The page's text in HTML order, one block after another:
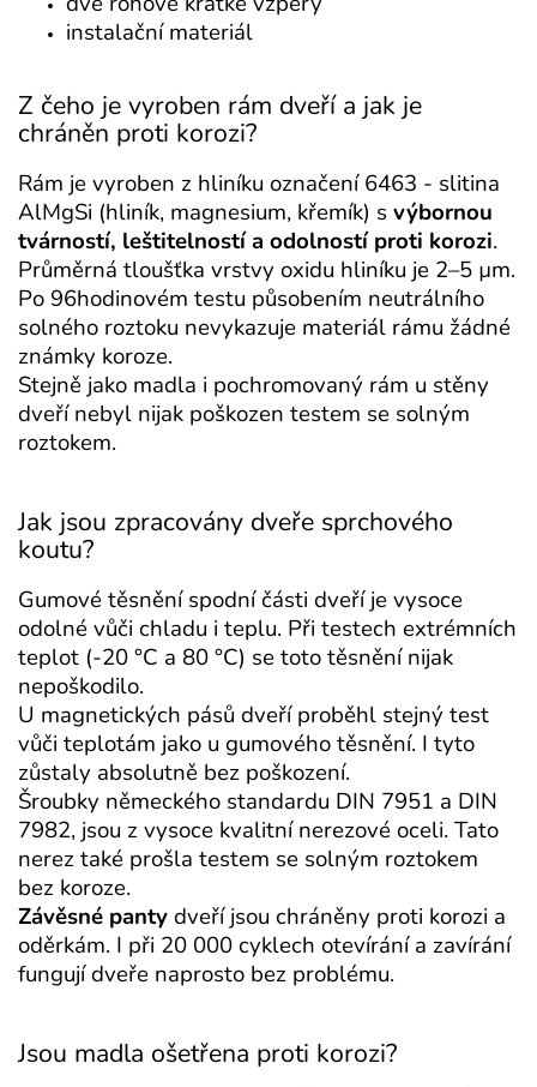
instalační materiál
Z čeho je vyroben rám dveří a jak je
chráněn proti korozi?
Rám je vyroben z hliníku označení 6463 - slitina
AlMgSi (hliník, magnesium, křemík) s výbornou
tvárností, leštitelností a odolností proti korozi.
Průměrná tloušťka vrstvy oxidu hliníku je 2–5 µm.
Po 96hodinovém testu působením neutrálního
solného roztoku nevykazuje materiál rámu žádné
známky koroze.
Stejně jako madla i pochromovaný rám u stěny
dveří nebyl nijak poškozen testem se solným
roztokem.
Jak jsou zpracovány dveře sprchového
koutu?
Gumové těsnění spodní části dveří je vysoce
odolné vůči chladu i teplu. Při testech extrémních
teplot (-20 °C a 80 °C) se toto těsnění nijak
nepoškodilo.
U magnetických pásů dveří proběhl stejný test
vůči teplotám jako u gumového těsnění. I tyto
zůstaly absolutně bez poškození.
Šroubky německého standardu DIN 7951 a DIN
7982, jsou z vysoce kvalitní nerezové oceli. Tato
nerez také prošla testem se solným roztokem
bez koroze.
Závěsné pantydveří jsou chráněny proti korozi a
oděrkám. I při 20 000 cyklech otevírání a zavírání
fungují dveře naprosto bez problému.
Jsou madla ošetřena proti korozi?